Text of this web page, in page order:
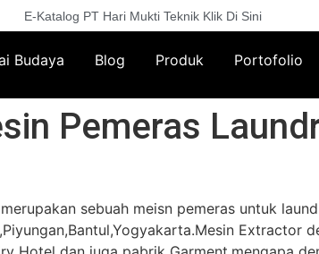
E-Katalog PT Hari Mukti Teknik Klik Di Sini
Budaya Blog Produk Portofolio
Pemeras
sebuah meisn pemeras untuk
Extractor